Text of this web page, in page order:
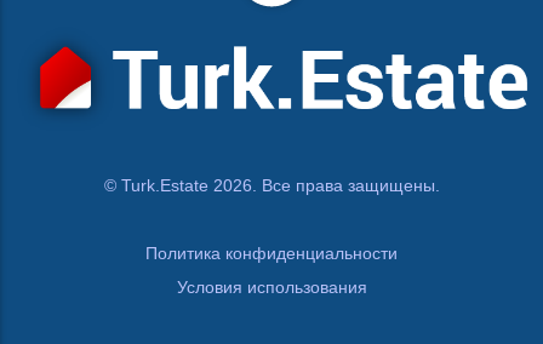
© Turk.Estate 2026. Все права защищены.
Политика конфиденциальности
Условия использования